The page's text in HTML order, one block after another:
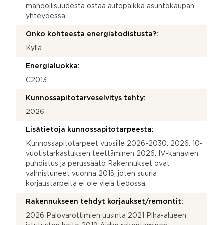
mahdollisuudesta ostaa autopaikka asuntokaupan
yhteydessä.
Onko kohteesta energiatodistusta?:
Kyllä
Energialuokka:
C2013
Kunnossapitotarveselvitys tehty:
2026
Lisätietoja kunnossapitotarpeesta:
Kunnossapitotarpeet vuosille 2026-2030: 2026: 10-
vuotistarkastuksen teettäminen 2026: IV-kanavien
puhdistus ja perussäätö Rakennukset ovat
valmistuneet vuonna 2016, joten suuria
korjaustarpeita ei ole vielä tiedossa.
Rakennukseen tehdyt korjaukset/remontit:
2026 Palovarottimien uusinta 2021 Piha-alueen